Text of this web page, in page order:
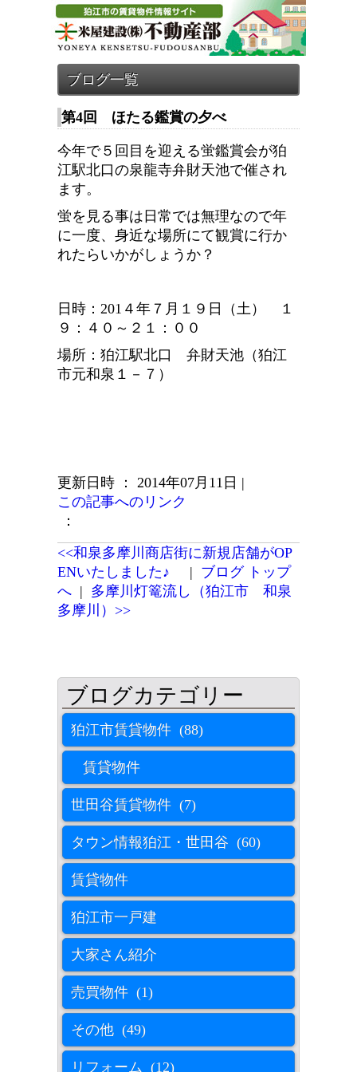
第4回 ほたる鑑賞の夕べ
今年で５回目を迎える蛍鑑賞会が狛
江駅北口の泉龍寺弁財天池で催され
ます。
蛍を見る事は日常では無理なので年
に一度、身近な場所にて観賞に行か
れたらいかがしょうか？
日時：201４年７月１９日（土） １
９：４０～２１：００
場所：狛江駅北口 弁財天池（狛江
市元和泉１－７）
更新日時 ： 2014年07月11日 |
この記事へのリンク
：
<<和泉多摩川商店街に新規店舗がOP
ENいたしました♪ | ブログ トップ
へ | 多摩川灯篭流し（狛江市 和泉
多摩川）>>
狛江市賃貸物件 (88)
賃貸物件
世田谷賃貸物件 (7)
タウン情報狛江・世田谷 (60)
賃貸物件
狛江市一戸建
大家さん紹介
売買物件 (1)
その他 (49)
リフォーム (12)